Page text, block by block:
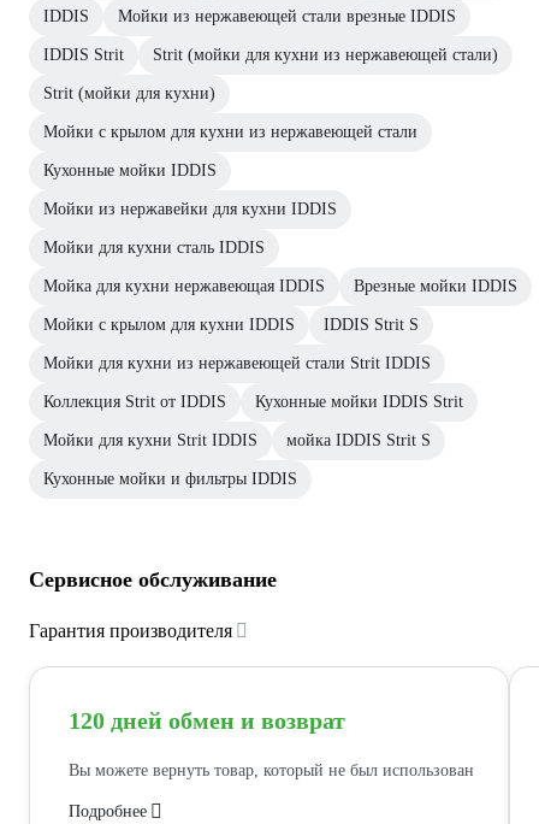
IDDIS Мойки из нержавеющей стали врезные IDDIS
IDDIS Strit Strit (мойки для кухни из нержавеющей стали)
Strit (мойки для кухни)
Мойки с крылом для кухни из нержавеющей стали
Кухонные мойки IDDIS
Мойки из нержавейки для кухни IDDIS
Мойки для кухни сталь IDDIS
Мойка для кухни нержавеющая IDDIS Врезные мойки IDDIS
Мойки с крылом для кухни IDDIS IDDIS Strit S
Мойки для кухни из нержавеющей стали Strit IDDIS
Коллекция Strit от IDDIS Кухонные мойки IDDIS Strit
Мойки для кухни Strit IDDIS мойка IDDIS Strit S
Кухонные мойки и фильтры IDDIS
Сервисное обслуживание
Гарантия производителя
120 дней обмен и возврат
Вы можете вернуть товар, который не был использован
Подробнее